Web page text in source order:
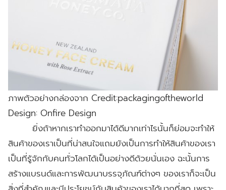
ภาพตัวอย่างกล่องจาก Credit:packagingoftheworld
Design: Onfire Design
ยิ่งถ้าหากเราทำออกมาได้ดีมากเท่าไรนั้นก็ย่อมจะทำให้
สินค้าของเราเป็นที่น่าสนใจแถมยังเป็นการทำให้สินค้าของเรา
เป็นที่รู้จักกับคนทั่วโลกได้เป็นอย่างดีด้วยนั่นเอง ฉะนั้นการ
สร้างแบรนด์และการพัฒนาบรรจุภัณฑ์ต่างๆ ของเราก็จะเป็น